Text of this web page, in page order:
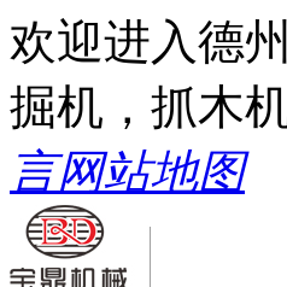
欢迎进入德
掘机，抓木
言网站地图